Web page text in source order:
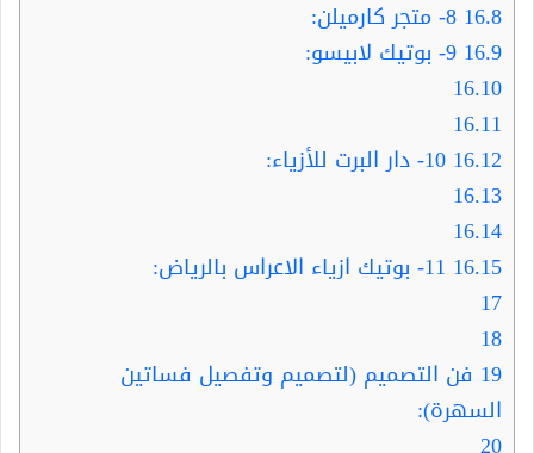
16.8
16.9
16.10
16.11
16.12
16.13
16.14
16.15
17
18
19 فن التصميم (لتصميم وتفصيل فساتين
السهرة):